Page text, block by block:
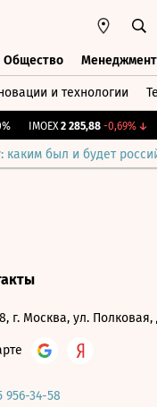
Общество Менеджмент
и технологии
IMOEX 2 285,88 -0,69%↓
каким был и будет
г. Москва, ул. Полковая,
956-34-58